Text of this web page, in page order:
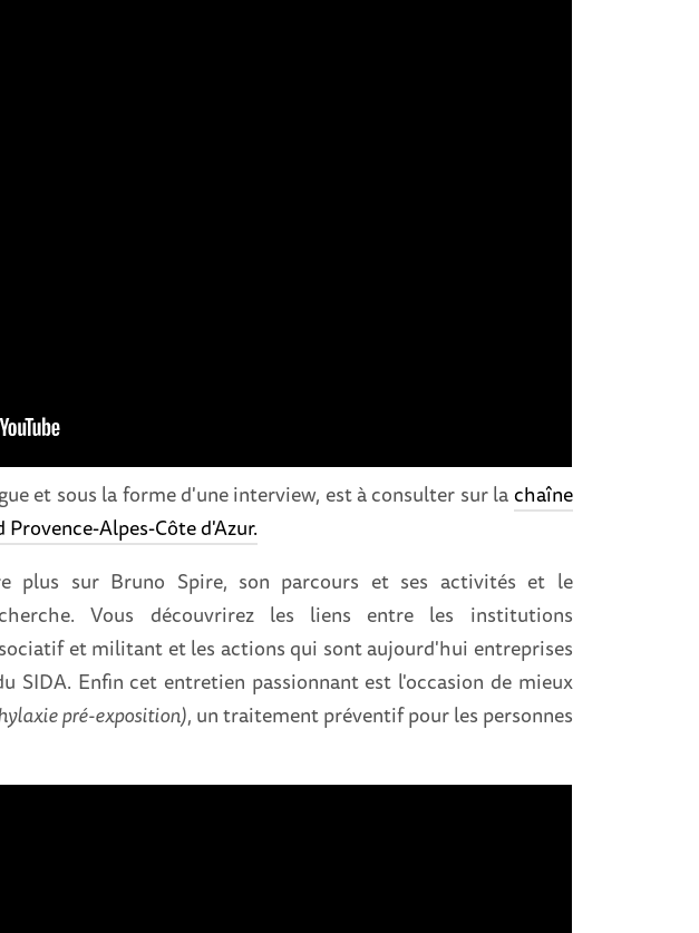
et sous la forme d'une interview, est à consulter sur lachaîne
Provence-Alpes-Côte d'Azur.
plus sur Bruno Spire, son parcours et ses activités et le
Vous découvrirez les liens entre les institutions
et militant et les actions qui sont aujourd'hui entreprises
SIDA. Enfin cet entretien passionnant est l'occasion de mieux
pré-exposition), un traitement préventif pour les personnes